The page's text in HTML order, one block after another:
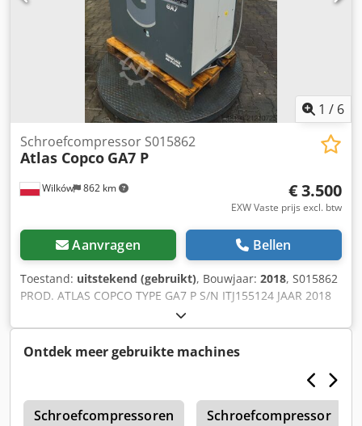
1 / 6
Wilków 862 km
Schroefcompressor S015862
Atlas Copco GA7 P
€ 3.500
EXW Vaste prijs excl. btw
Aanvragen Bellen
Toestand: uitstekend (gebruikt), Bouwjaar: 2018, S015862
PROD. ATLAS COPCO TYPE GA7 P S/N ITJ155124 JAAR 2018
Dsdpfxoyilxgo Abrjwa VERMOGEN (kW) 7,5 CAPACITEIT
(m3/min) 1,35 DRUK (bar) 8,5 UREN (DOC/TOTAAL)
30540/41340 FREQUENTIEREGELAAR NEE INGEBOUWDE
DROGER NEE WARMTEWISSELAAR NEE GEKOELD
(LUCHT/WATER) LUCHT OP RESERVOIR NEE DOCUMENTEN
nee NIEUW/GEBRUIKT GEBRUIKT
Ontdek meer gebruikte machines
Schroefcompressoren Schroefcompressor